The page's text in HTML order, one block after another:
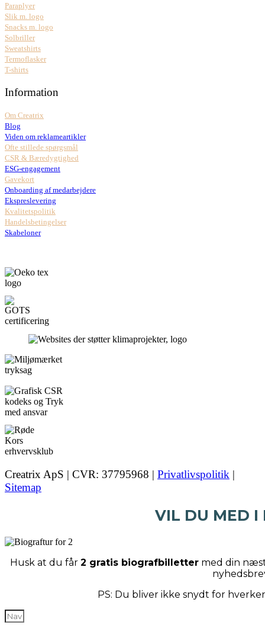
Paraplyer
Slik m. logo
Snacks m. logo
Solbriller
Sweatshirts
Termoflasker
T-shirts
Information
Om Creatrix
Blog
Viden om reklameartikler
Ofte stillede spørgsmål
CSR & Bæredygtighed
ESG-engagement
Gavekort
Onboarding af medarbejdere
Ekspreslevering
Kvalitetspolitik
Handelsbetingelser
Skabeloner
Creatrix ApS | CVR: 37795968 | Privatlivspolitik |
Sitemap
VIL DU MED I
Husk at du får 2 gratis biografbillettermed din
PS: Du bliver ikke snydt for